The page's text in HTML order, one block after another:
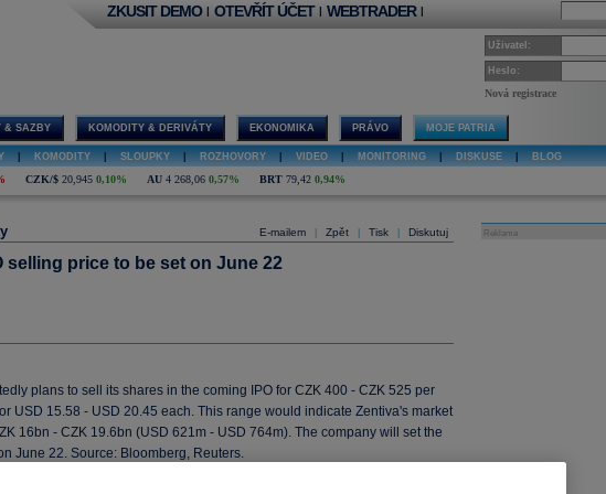
ZKUSIT DEMO | OTEVŘÍT ÚČET | WEBTRADER |
Uživatel:
Heslo:
Nová registrace
& SAZBY KOMODITY & DERIVÁTY EKONOMIKA PRÁVO MOJE PATRIA
KOMODITY SLOUPKY ROZHOVORY VIDEO MONITORING DISKUSE BLOG
CZK/$ 20,945 0,10% AU 4 268,06 0,57% BRT 79,42 0,94%
E-mailem Zpět Tisk Diskutuj
selling price to be set on June 22
plans to sell its shares in the coming IPO for CZK 400 - CZK 525 per
USD 15.58 - USD 20.45 each. This range would indicate Zentiva's market
16bn - CZK 19.6bn (USD 621m - USD 764m). The company will set the
June 22. Source: Bloomberg, Reuters.
Reklama